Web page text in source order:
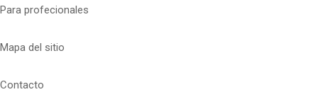
Para profecionales
Mapa del sitio
Contacto